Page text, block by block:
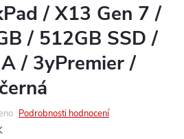
/ X13 Gen 7 /
/ 512GB SSD /
/ 3yPremier /
Podrobnosti hodnocení